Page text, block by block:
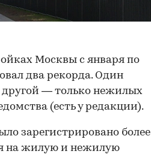
Москвы с января по
два рекорда. Один
другой — только нежилых
(есть у редакции).
зарегистрировано более
на жилую и нежилую